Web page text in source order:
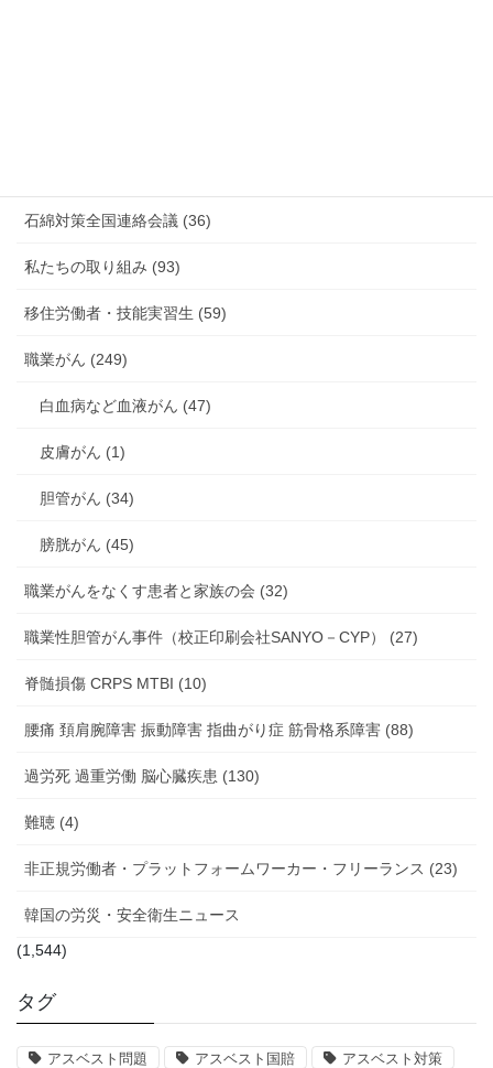
石綿対策全国連絡会議 (36)
私たちの取り組み (93)
移住労働者・技能実習生 (59)
職業がん (249)
白血病など血液がん (47)
皮膚がん (1)
胆管がん (34)
膀胱がん (45)
職業がんをなくす患者と家族の会 (32)
職業性胆管がん事件（校正印刷会社SANYO－CYP） (27)
脊髄損傷 CRPS MTBI (10)
腰痛 頚肩腕障害 振動障害 指曲がり症 筋骨格系障害 (88)
過労死 過重労働 脳心臓疾患 (130)
難聴 (4)
非正規労働者・プラットフォームワーカー・フリーランス (23)
韓国の労災・安全衛生ニュース
(1,544)
タグ
アスベスト問題 アスベスト国賠 アスベスト対策